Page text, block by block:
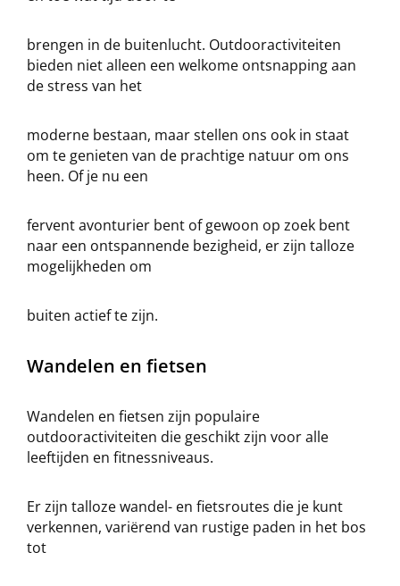
brengen in de buitenlucht. Outdooractiviteiten
bieden niet alleen een welkome ontsnapping aan
de stress van het
moderne bestaan, maar stellen ons ook in staat
om te genieten van de prachtige natuur om ons
heen. Of je nu een
fervent avonturier bent of gewoon op zoek bent
naar een ontspannende bezigheid, er zijn talloze
mogelijkheden om
buiten actief te zijn.
Wandelen en fietsen
Wandelen en fietsen zijn populaire
outdooractiviteiten die geschikt zijn voor alle
leeftijden en fitnessniveaus.
Er zijn talloze wandel- en fietsroutes die je kunt
verkennen, variërend van rustige paden in het bos
tot